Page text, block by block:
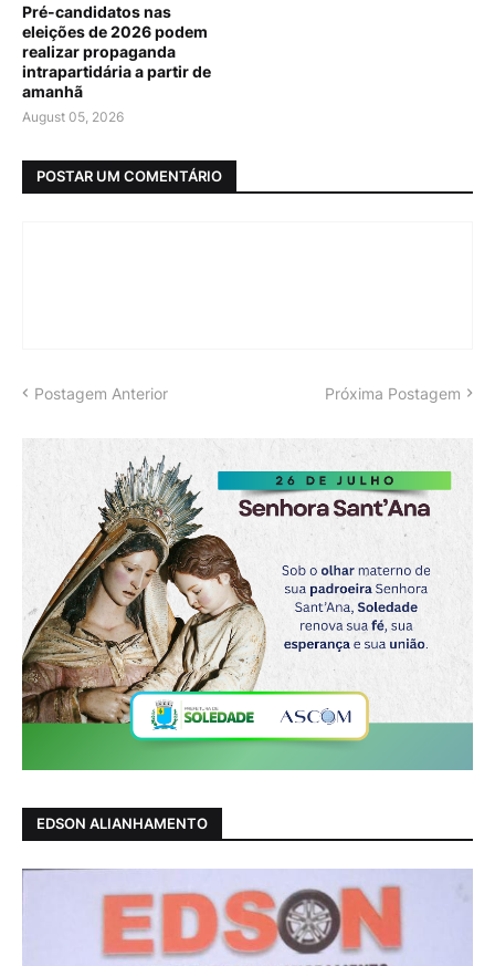
Pré-candidatos nas
eleições de 2026 podem
realizar propaganda
intrapartidária a partir de
amanhã
August 05, 2026
POSTAR UM COMENTÁRIO
Postagem Anterior Próxima Postagem
EDSON ALIANHAMENTO